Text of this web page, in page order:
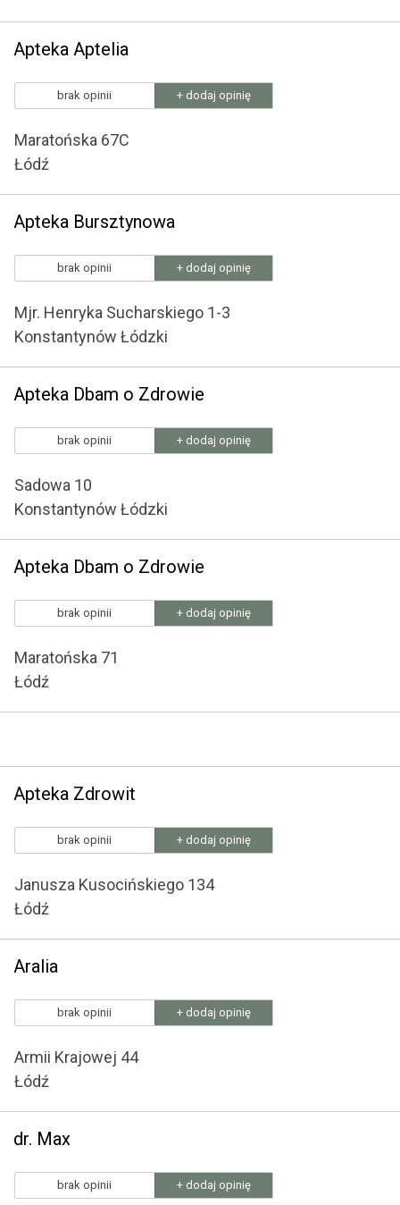
Apteka Aptelia
brak opinii + dodaj opinię
Maratońska 67C
Łódź
Apteka Bursztynowa
brak opinii + dodaj opinię
Mjr. Henryka Sucharskiego 1-3
Konstantynów Łódzki
Apteka Dbam o Zdrowie
brak opinii + dodaj opinię
Sadowa 10
Konstantynów Łódzki
Apteka Dbam o Zdrowie
brak opinii + dodaj opinię
Maratońska 71
Łódź
Apteka Zdrowit
brak opinii + dodaj opinię
Janusza Kusocińskiego 134
Łódź
Aralia
brak opinii + dodaj opinię
Armii Krajowej 44
Łódź
dr. Max
brak opinii + dodaj opinię